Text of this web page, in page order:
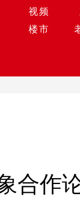
视频
楼市
合作